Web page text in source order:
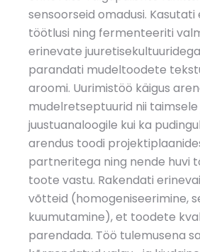
sensoorseid omadusi. Kasutati
töötlusi ning fermenteeriti
erinevate
parandati mudeltoodete
aroomi. Uurimistöö käigus
mudelretseptuurid nii
juustuanaloogile kui ka
arendus toodi
partneritega ning nende huvi
toote vastu. Rakendati
võtteid (homogeniseerimine,
kuumutamine), et toodete
parendada. Töö tulemusena